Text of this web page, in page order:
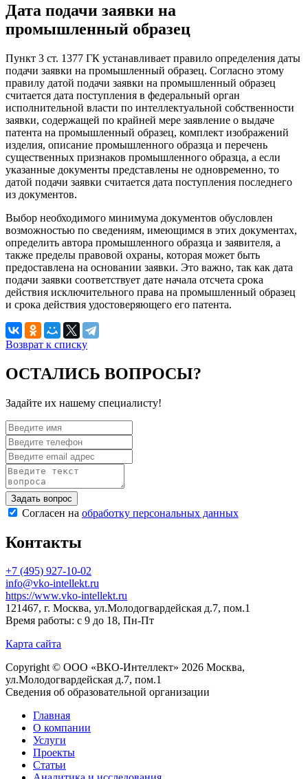
Дата подачи заявки на
промышленный образец
Пункт 3 ст. 1377 ГК устанавливает правило определения даты
подачи заявки на промышленный образец. Согласно этому
правилу датой подачи заявки на промышленный образец
считается дата поступления в федеральный орган
исполнительной власти по интеллектуальной собственности
заявки, содержащей по крайней мере заявление о выдаче
патента на промышленный образец, комплект изображений
изделия, описание промышленного образца и перечень
существенных признаков промышленного образца, а если
указанные документы представлены не одновременно, то
датой подачи заявки считается дата поступления последнего
из документов.
Выбор необходимого минимума документов обусловлен
возможностью по сведениям, имеющимся в этих документах,
определить автора промышленного образца и заявителя, а
также пределы правовой охраны, которая может быть
предоставлена на основании заявки. Это важно, так как дата
подачи заявки соответствует дате начала отсчета срока
действия исключительного права на промышленный образец
и срока действия удостоверяющего его патента.
Возврат к списку
ОСТАЛИСЬ ВОПРОСЫ?
Задайте их нашему специалисту!
Согласен на обработку персональных данных
Контакты
+7 (495) 927-10-02
info@vko-intellekt.ru
https://www.vko-intellekt.ru
121467, г. Москва, ул.Молодогвардейская д.7, пом.1
Время работы: с 9 до 18, Пн-Пт
Карта сайта
Copyright © ООО «ВКО-Интеллект» 2026 Москва,
ул.Молодогвардейская д.7, пом.1
Сведения об образовательной организации
Главная
О компании
Услуги
Проекты
Статьи